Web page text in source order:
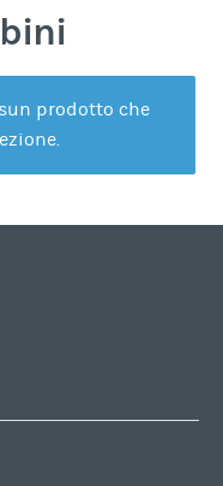
prodotto che